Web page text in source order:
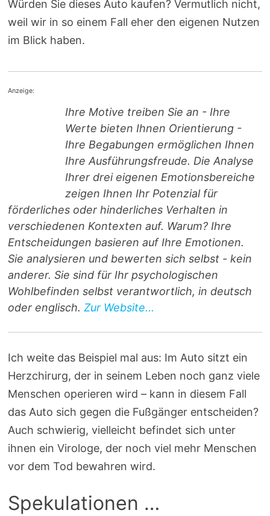
Würden Sie dieses Auto kaufen? Vermutlich nicht,
weil wir in so einem Fall eher den eigenen Nutzen
im Blick haben.
Anzeige:
Ihre Motive treiben Sie an - Ihre
Werte bieten Ihnen Orientierung -
Ihre Begabungen ermöglichen Ihnen
Ihre Ausführungsfreude. Die Analyse
Ihrer drei eigenen Emotionsbereiche
zeigen Ihnen Ihr Potenzial für
förderliches oder hinderliches Verhalten in
verschiedenen Kontexten auf. Warum? Ihre
Entscheidungen basieren auf Ihre Emotionen.
Sie analysieren und bewerten sich selbst - kein
anderer. Sie sind für Ihr psychologischen
Wohlbefinden selbst verantwortlich, in deutsch
oder englisch.Zur Website...
Ich weite das Beispiel mal aus: Im Auto sitzt ein
Herzchirurg, der in seinem Leben noch ganz viele
Menschen operieren wird – kann in diesem Fall
das Auto sich gegen die Fußgänger entscheiden?
Auch schwierig, vielleicht befindet sich unter
ihnen ein Virologe, der noch viel mehr Menschen
vor dem Tod bewahren wird.
Spekulationen …